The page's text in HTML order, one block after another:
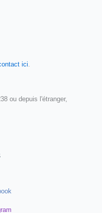
ici
ou depuis l'étranger,